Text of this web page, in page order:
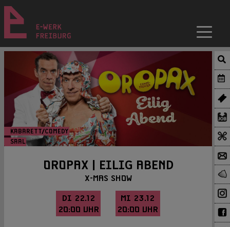
KABARETT/COMEDY
SAAL
OROPAX | EILIG ABEND
X-MAS SHOW
DI 22.12
20:00 UHR
MI 23.12
20:00 UHR